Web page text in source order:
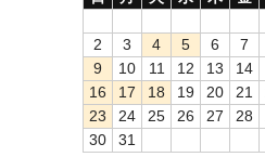
2
3 4 5 6 7
9
10 11 12 13 14
16
17 18 19 20 21
23
24 25 26 27 28
30
31